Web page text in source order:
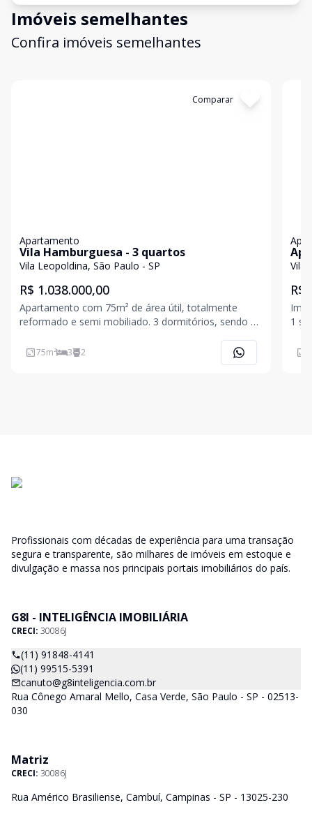
Imóveis semelhantes
Confira imóveis semelhantes
Comparar
Apartamento
Vila Hamburguesa - 3 quartos
Vila Leopoldina, São Paulo - SP
R$ 1.038.000,00
Apartamento com 75m² de área útil, totalmente
reformado e semi mobiliado. 3 dormitórios, sendo 1
2 ambientes, integrada a cozinha americana. Conta
75m² 3 2
e 2
Vila
R$
1
Profissionais com décadas de experiência para uma transação
segura e transparente, são milhares de imóveis em estoque e
divulgação e massa nos principais portais imobiliários do país.
G8I - INTELIGÊNCIA IMOBILIÁRIA
CRECI: 30086J
(11) 91848-4141
(11) 99515-5391
canuto@g8inteligencia.com.br
Rua Cônego Amaral Mello, Casa Verde, São Paulo - SP - 02513-
030
Matriz
CRECI: 30086J
Rua Américo Brasiliense, Cambuí, Campinas - SP - 13025-230